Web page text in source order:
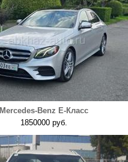
Mercedes-Benz E-Класс
1850000 руб.